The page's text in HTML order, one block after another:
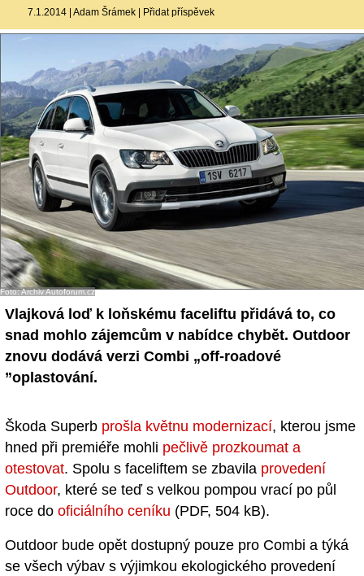
7.1.2014 | Adam Šrámek | Přidat příspěvek
Foto: Archiv Autoforum.cz
Vlajková loď k loňskému faceliftu přidává to, co
snad mohlo zájemcům v nabídce chybět. Outdoor
znovu dodává verzi Combi „off-roadové
”oplastování.
Škoda Superb prošla květnu modernizací, kterou jsme
hned při premiéře mohli pečlivě prozkoumat a
otestovat. Spolu s faceliftem se zbavila provedení
Outdoor, které se teď s velkou pompou vrací po půl
roce do oficiálního ceníku (PDF, 504 kB).
Outdoor bude opět dostupný pouze pro Combi a týká
se všech výbav s výjimkou ekologického provedení